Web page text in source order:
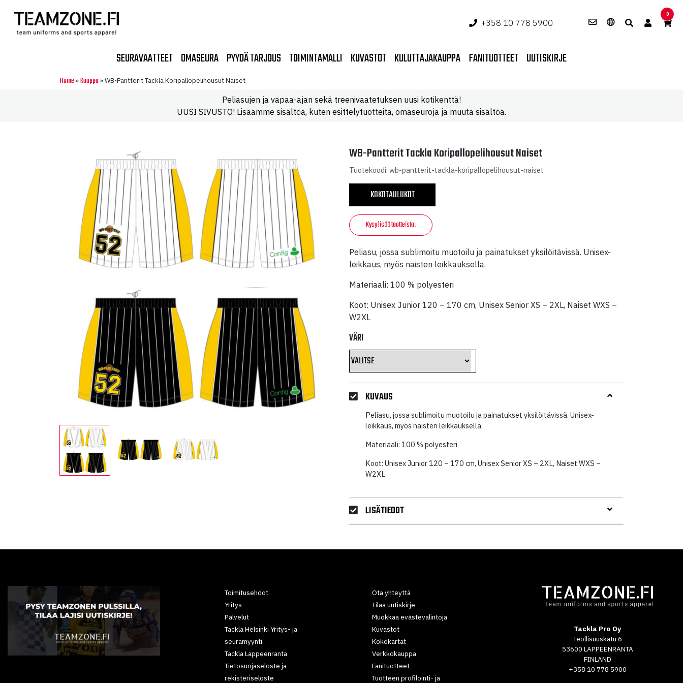
+358 10 778 5900
0
SEURAVAATTEET OMASEURA PYYDÄ TARJOUS TOIMINTAMALLI KUVASTOT KULUTTAJAKAUPPA FANITUOTTEET UUTISKIRJE
Home»Kauppa»WB-Pantterit Tackla Koripallopelihousut Naiset
Peliasujen ja vapaa-ajan sekä treenivaatetuksen uusi kotikenttä!
UUSI SIVUSTO! Lisäämme sisältöä, kuten esittelytuotteita, omaseuroja ja muuta sisältöä.
WB-Pantterit Tackla Koripallopelihousut Naiset
Tuotekoodi: wb-pantterit-tackla-koripallopelihousut-naiset
KOKOTAULUKOT
Kysy lisää tuotteista.
Peliasu, jossa sublimoitu muotoilu ja painatukset yksilöitävissä. Unisex-
leikkaus, myös naisten leikkauksella.
Materiaali: 100 % polyesteri
Koot: Unisex Junior 120 – 170 cm, Unisex Senior XS – 2XL, Naiset WXS –
W2XL
VÄRI
KUVAUS
Peliasu, jossa sublimoitu muotoilu ja painatukset yksilöitävissä. Unisex-
leikkaus, myös naisten leikkauksella.
Materiaali: 100 % polyesteri
Koot: Unisex Junior 120 – 170 cm, Unisex Senior XS – 2XL, Naiset WXS –
W2XL
LISÄTIEDOT
Toimitusehdot
Yritys
Palvelut
Tackla Helsinki Yritys- ja
seuramyynti
Tackla Lappeenranta
Tietosuojaseloste ja
rekisteriseloste
Ota yhteyttä
Tilaa uutiskirje
Muokkaa evästevalintoja
Kuvastot
Kokokartat
Verkkokauppa
Fanituotteet
Tuotteen profilointi- ja
Tackla Pro Oy
Teollisuuskatu 6
53600 LAPPEENRANTA
FINLAND
+358 10 778 5900